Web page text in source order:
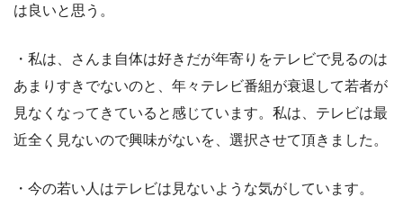
は良いと思う。
・私は、さんま自体は好きだが年寄りをテレビで見るのは
あまりすきでないのと、年々テレビ番組が衰退して若者が
見なくなってきていると感じています。私は、テレビは最
近全く見ないので興味がないを、選択させて頂きました。
・今の若い人はテレビは見ないような気がしています。